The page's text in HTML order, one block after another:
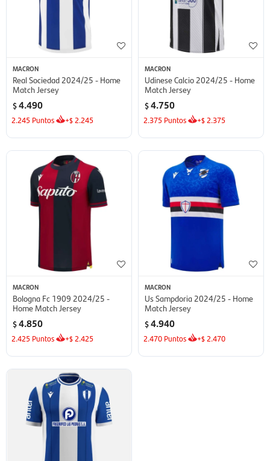
MACRON
Real Sociedad 2024/25 - Home
Match Jersey
$4.490
2.245 Puntos +$ 2.245
MACRON
Udinese Calcio 2024/25 - Home
Match Jersey
$4.750
2.375 Puntos +$ 2.375
MACRON
Bologna Fc 1909 2024/25 -
Home Match Jersey
$4.850
2.425 Puntos +$ 2.425
MACRON
Us Sampdoria 2024/25 - Home
Match Jersey
$4.940
2.470 Puntos +$ 2.470